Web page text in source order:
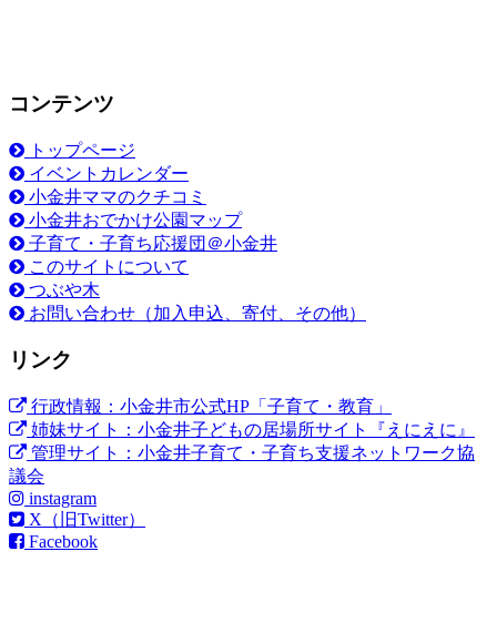
コンテンツ
トップページ
イベントカレンダー
小金井ママのクチコミ
小金井おでかけ公園マップ
子育て・子育ち応援団＠小金井
このサイトについて
つぶや木
お問い合わせ（加入申込、寄付、その他）
リンク
行政情報：小金井市公式HP「子育て・教育」
姉妹サイト：小金井子どもの居場所サイト『えにえに』
管理サイト：小金井子育て・子育ち支援ネットワーク協
議会
instagram
X（旧Twitter）
Facebook